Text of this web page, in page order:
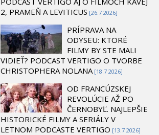
2, PRAMEŇ A LEVITICUS [26.7 2026]
PRÍPRAVA NA
ODYSEU: KTORÉ
FILMY BY STE MALI
VIDIEŤ? PODCAST VERTIGO O TVORBE
CHRISTOPHERA NOLANA [18.7 2026]
OD FRANCÚZSKEJ
REVOLÚCIE AŽ PO
ČERNOBYĽ. NAJLEPŠIE
HISTORICKÉ FILMY A SERIÁLY V
LETNOM PODCASTE VERTIGO [13.7 2026]